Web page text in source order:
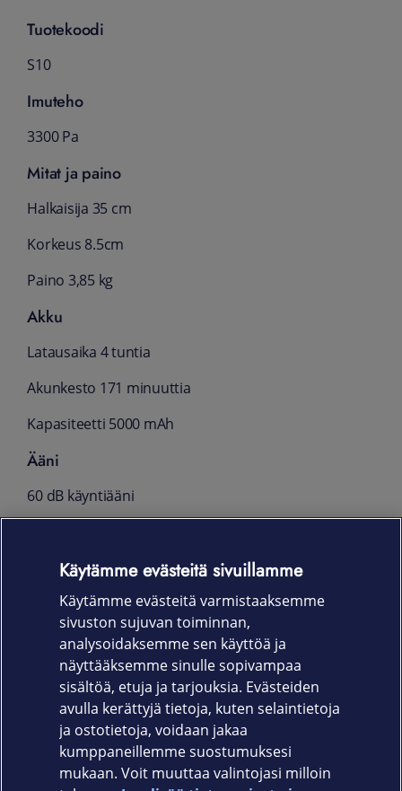
Tuotekoodi
S10
Imuteho
3300 Pa
Mitat ja paino
Halkaisija 35 cm
Korkeus 8.5cm
Paino 3,85 kg
Akku
Latausaika 4 tuntia
Akunkesto 171 minuuttia
Kapasiteetti 5000 mAh
Ääni
60 dB käyntiääni
Vesisäiliö 520 ml
Pölysäiliö 500 ml
Takuu
24 kk
Käytämme evästeitä sivuillamme
Käytämme evästeitä varmistaaksemme
sivuston sujuvan toiminnan,
analysoidaksemme sen käyttöä ja
näyttääksemme sinulle sopivampaa
sisältöä, etuja ja tarjouksia. Evästeiden
avulla kerättyjä tietoja, kuten selaintietoja
ja ostotietoja, voidaan jakaa
kumppaneillemme suostumuksesi
mukaan. Voit muuttaa valintojasi milloin